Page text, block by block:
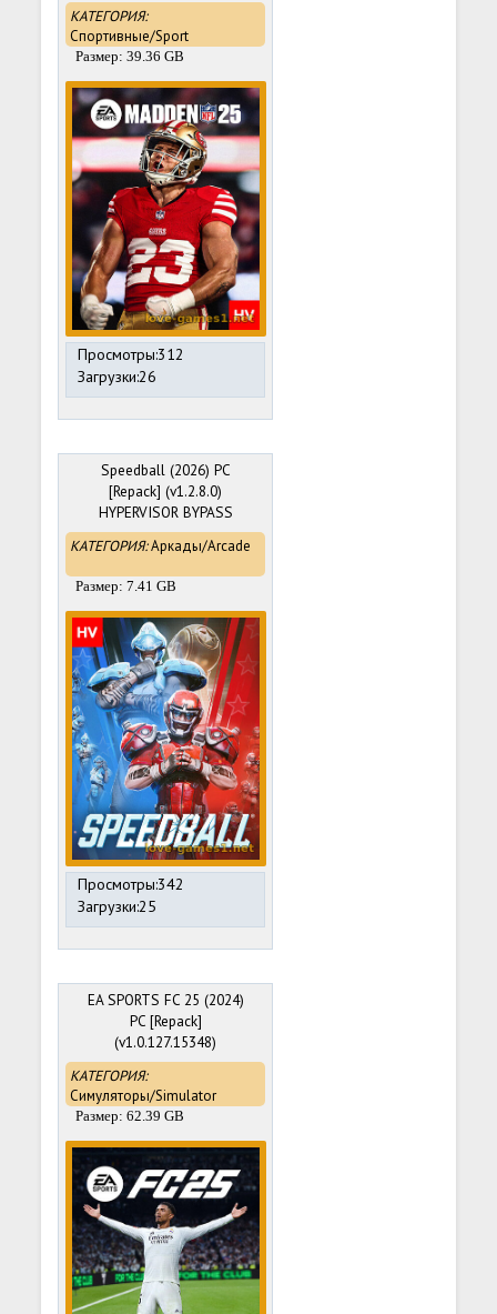
КАТЕГОРИЯ:
Спортивные/Sport
Размер: 39.36 GB
Просмотры:312
Загрузки:26
Speedball (2026) PC
[Repack] (v1.2.8.0)
HYPERVISOR BYPASS
КАТЕГОРИЯ:Аркады/Arcade
Размер: 7.41 GB
Просмотры:342
Загрузки:25
EA SPORTS FC 25 (2024)
PC [Repack]
(v1.0.127.15348)
HYPERVISOR BYPASS
КАТЕГОРИЯ:
Симуляторы/Simulator
Размер: 62.39 GB